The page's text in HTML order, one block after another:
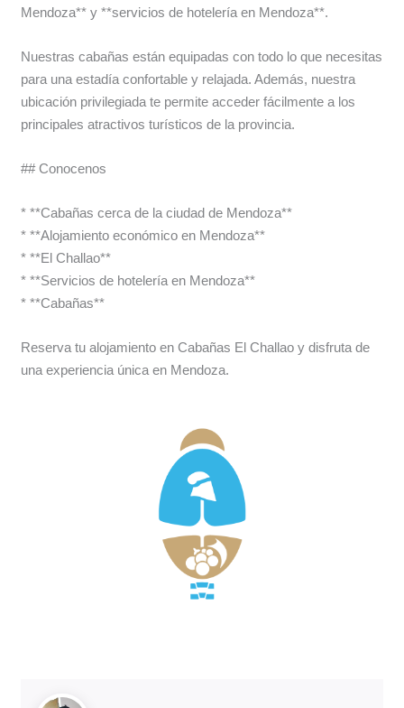
Mendoza** y **servicios de hotelería en Mendoza**.
Nuestras cabañas están equipadas con todo lo que necesitas
para una estadía confortable y relajada. Además, nuestra
ubicación privilegiada te permite acceder fácilmente a los
principales atractivos turísticos de la provincia.
## Conocenos
* **Cabañas cerca de la ciudad de Mendoza**
* **Alojamiento económico en Mendoza**
* **El Challao**
* **Servicios de hotelería en Mendoza**
* **Cabañas**
Reserva tu alojamiento en Cabañas El Challao y disfruta de
una experiencia única en Mendoza.